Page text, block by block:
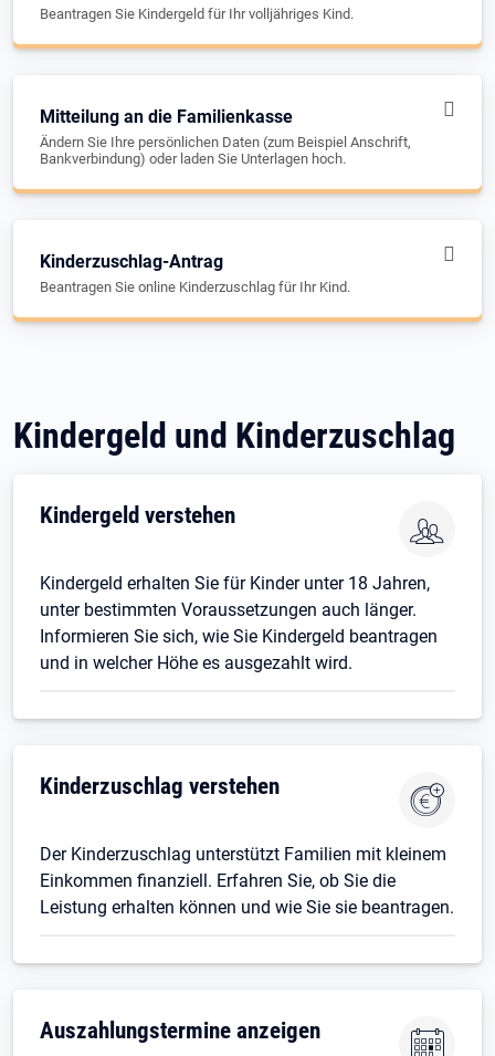
Beantragen Sie Kindergeld für Ihr volljähriges Kind.
Mitteilung an die Familienkasse
Ändern Sie Ihre persönlichen Daten (zum Beispiel Anschrift,
Bankverbindung) oder laden Sie Unterlagen hoch.
Kinderzuschlag-Antrag
Beantragen Sie online Kinderzuschlag für Ihr Kind.
Kindergeld und Kinderzuschlag
Kindergeld verstehen
Kindergeld erhalten Sie für Kinder unter 18 Jahren,
unter bestimmten Voraussetzungen auch länger.
Informieren Sie sich, wie Sie Kindergeld beantragen
und in welcher Höhe es ausgezahlt wird.
Kinderzuschlag verstehen
Der Kinderzuschlag unterstützt Familien mit kleinem
Einkommen finanziell. Erfahren Sie, ob Sie die
Leistung erhalten können und wie Sie sie beantragen.
Auszahlungstermine anzeigen